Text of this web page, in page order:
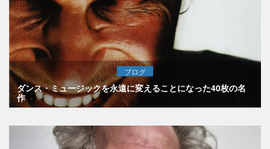
ブログ
ダンス・ミュージックを永遠に変えることになった40枚の名
作